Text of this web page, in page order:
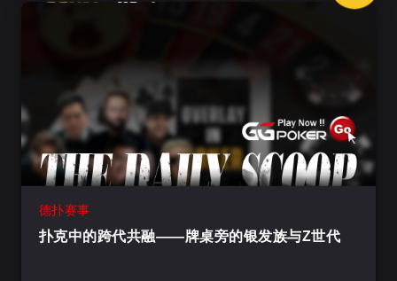
德扑赛事
扑克中的跨代共融——牌桌旁的银发族与Z世代